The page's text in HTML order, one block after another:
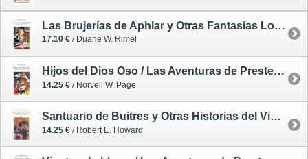
Las Brujerías de Aphlar y Otras Fantasías Lovecraftianas
17.10 € / Duane W. Rimel
Hijos del Dios Oso / Las Aventuras de Preste Juan 2
14.25 € / Norvell W. Page
Santuario de Buitres y Otras Historias del Viejo Oeste
14.25 € / Robert E. Howard